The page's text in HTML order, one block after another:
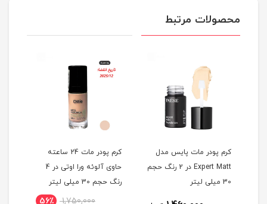
محصولات مرتبط
کرم پودر مات پایس مدل
Expert Matt در 2 رنگ حجم
30 میلی لیتر
کرم پودر مات 24 ساعته
حاوی آلوئه ورا اوتی در 4
رنگ حجم 30 میلی لیتر
1,750,000 56٪